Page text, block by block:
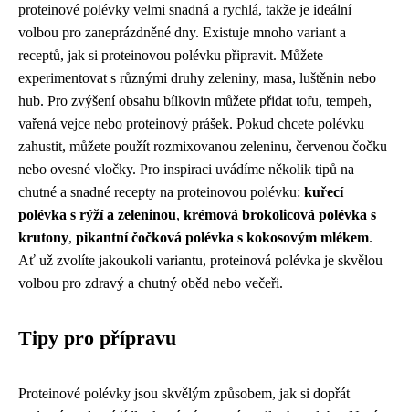
proteinové polévky velmi snadná a rychlá, takže je ideální
volbou pro zaneprázdněné dny. Existuje mnoho variant a
receptů, jak si proteinovou polévku připravit. Můžete
experimentovat s různými druhy zeleniny, masa, luštěnin nebo
hub. Pro zvýšení obsahu bílkovin můžete přidat tofu, tempeh,
vařená vejce nebo proteinový prášek. Pokud chcete polévku
zahustit, můžete použít rozmixovanou zeleninu, červenou čočku
nebo ovesné vločky. Pro inspiraci uvádíme několik tipů na
chutné a snadné recepty na proteinovou polévku: kuřecí
polévka s rýží a zeleninou, krémová brokolicová polévka s
krutony, pikantní čočková polévka s kokosovým mlékem.
Ať už zvolíte jakoukoli variantu, proteinová polévka je skvělou
volbou pro zdravý a chutný oběd nebo večeři.
Tipy pro přípravu
Proteinové polévky jsou skvělým způsobem, jak si dopřát